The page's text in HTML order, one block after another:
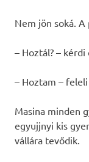
Nem jön soká. A
– Hoztál? –
– Hoztam –
Masina minden
egyujjnyi kis
vállára tevődik.